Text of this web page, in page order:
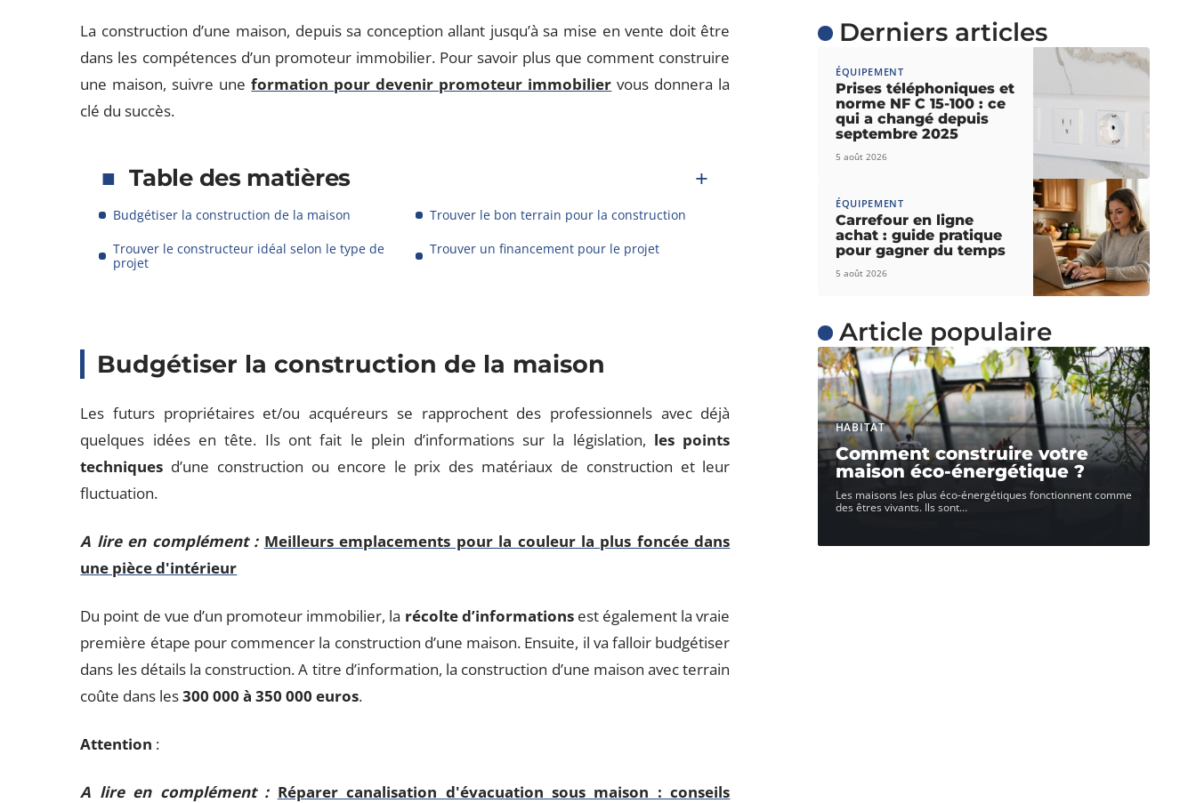
La construction d’une maison, depuis sa conception allant jusqu’à sa mise en vente doit être
dans les compétences d’un promoteur immobilier. Pour savoir plus que comment construire
une maison, suivre uneformation pour devenir promoteur immobilier vous donnera la
clé du succès.
Table des matières
Budgétiser la construction de la maison
Trouver le bon terrain pour la construction
Trouver le constructeur idéal selon le type de
projet
Trouver un financement pour le projet
Budgétiser la construction de la maison
Les futurs propriétaires et/ou acquéreurs se rapprochent des professionnels avec déjà
quelques idées en tête. Ils ont fait le plein d’informations sur la législation, les points
techniques d’une construction ou encore le prix des matériaux de construction et leur
fluctuation.
A lire en complément : Meilleurs emplacements pour la couleur la plus foncée dans
une pièce d'intérieur
Du point de vue d’un promoteur immobilier, la récolte d’informationsest également la vraie
première étape pour commencer la construction d’une maison. Ensuite, il va falloir budgétiser
dans les détails la construction. A titre d’information, la construction d’une maison avec terrain
coûte dans les300 000 à 350 000 euros.
Attention :
A lire en complément : Réparer canalisation d'évacuation sous maison : conseils
Derniers articles
ÉQUIPEMENT
Prises téléphoniques et
norme NF C 15-100 : ce
qui a changé depuis
septembre 2025
5 août 2026
ÉQUIPEMENT
Carrefour en ligne
achat : guide pratique
pour gagner du temps
5 août 2026
Article populaire
HABITAT
Comment construire votre
maison éco-énergétique ?
Les maisons les plus éco-énergétiques fonctionnent comme
des êtres vivants. Ils sont…